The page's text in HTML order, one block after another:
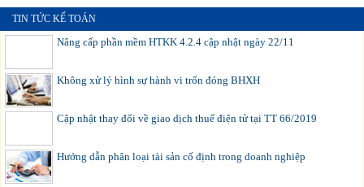
TIN TỨC KẾ TOÁN
Nâng cấp phần mềm HTKK 4.2.4 cập nhật ngày 22/11
Không xử lý hình sự hành vi trốn đóng BHXH
Cập nhật thay đổi về giao dịch thuế điện tử tại TT 66/2019
Hướng dẫn phân loại tài sản cố định trong doanh nghiệp